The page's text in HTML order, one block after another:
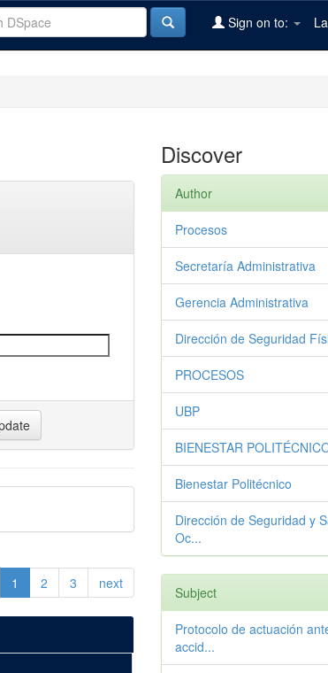
Sign on to:
1 2 3 next
Discover
Author
Procesos
Secretaría Administrativa
Gerencia Administrativa
Dirección de Seguridad
PROCESOS
UBP
BIENESTAR
Bienestar Politécnico
Dirección de Seguridad y
Oc...
Subject
Protocolo de actuación
accid...